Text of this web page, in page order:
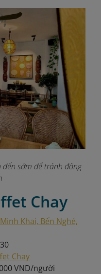
đến sớm để tránh đông
Chay
Khai, Bến Nghé,
Chay
VND/người